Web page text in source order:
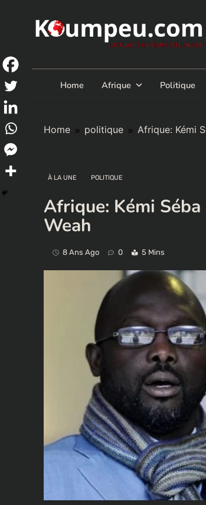
Home Afrique Politique
Home politique Afrique: Kémi
À LA UNE POLITIQUE
Afrique: Kémi
Weah
8 Ans Ago 0 5 Mins